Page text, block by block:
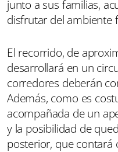
junto a sus familias,
disfrutar del ambiente
El recorrido, de
desarrollará en un
corredores deberán
Además, como es
acompañada de un
y la posibilidad de
posterior, que contará